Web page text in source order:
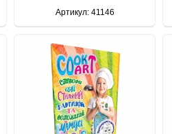
Артикул: 41146